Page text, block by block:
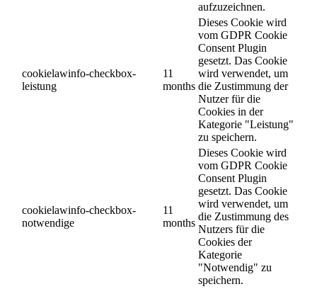
aufzuzeichnen.
cookielawinfo-checkbox-
leistung
11
months
Dieses Cookie wird
vom GDPR Cookie
Consent Plugin
gesetzt. Das Cookie
wird verwendet, um
die Zustimmung der
Nutzer für die
Cookies in der
Kategorie "Leistung"
zu speichern.
cookielawinfo-checkbox-
notwendige
11
months
Dieses Cookie wird
vom GDPR Cookie
Consent Plugin
gesetzt. Das Cookie
wird verwendet, um
die Zustimmung des
Nutzers für die
Cookies der
Kategorie
"Notwendig" zu
speichern.